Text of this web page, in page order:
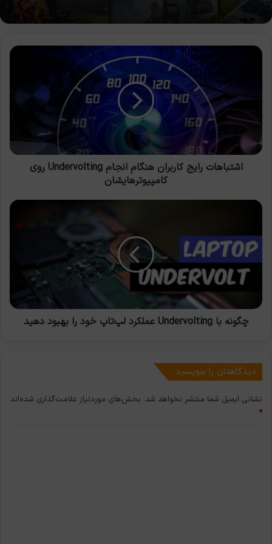
اشتباهات
انجام
Undervolting
کامپیوترهایشان
اشتباهات رایج کاربران هنگام انجام Undervolting روی
کامپیوترهایشان
چگونه
عملکرد
لپ‌تاپ
خود
دهید
چگونه با Undervolting عملکرد لپ‌تاپ خود را بهبود دهید
دیدگاهتان را بنویسید
نشانی ایمیل شما منتشر نخواهد شد. بخش‌های موردنیاز علامت‌گذاری شده‌اند
*